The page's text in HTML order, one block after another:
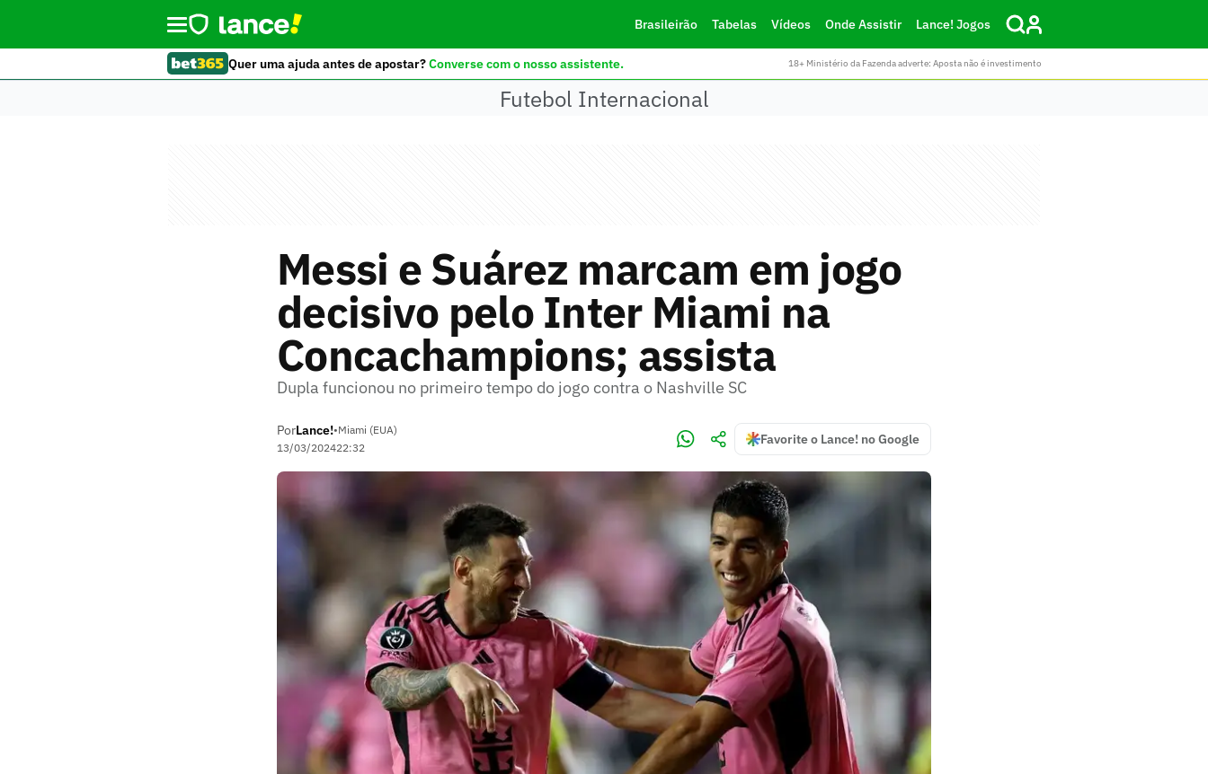
Brasileirão Tabelas Vídeos Onde Assistir Lance! Jogos
Quer uma ajuda antes de apostar?Converse com o nosso assistente. 18+ Ministério da Fazenda adverte: Aposta não é investimento
Futebol Internacional
Messi e Suárez marcam em jogo
decisivo pelo Inter Miami na
Concachampions; assista
Dupla funcionou no primeiro tempo do jogo contra o Nashville SC
PorLance!•Miami (EUA)
13/03/202422:32
Favorite o Lance! no Google